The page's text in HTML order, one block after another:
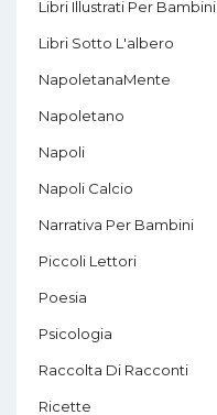
Libri Illustrati Per Bambini
Libri Sotto L'albero
NapoletanaMente
Napoletano
Napoli
Napoli Calcio
Narrativa Per Bambini
Piccoli Lettori
Poesia
Psicologia
Raccolta Di Racconti
Ricette